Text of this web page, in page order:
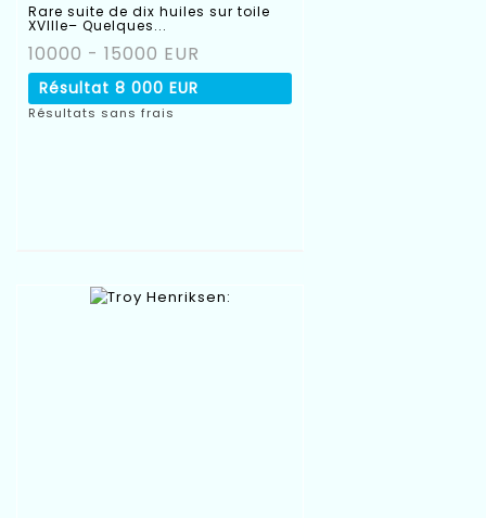
Rare suite de dix huiles sur toile
XVIIIe– Quelques...
10000 - 15000 EUR
Résultat 8 000 EUR
Résultats sans frais